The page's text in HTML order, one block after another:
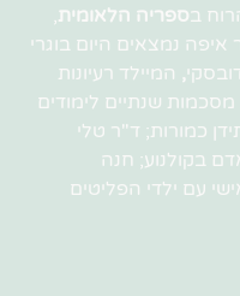
בספריה הלאומית,
נמצאים היום בוגרי
, המיילד רעיונות
שנתיים לימודים
כמורות; ד"ר טלי
בקולנוע; חנה
עם ילדי הפליטים